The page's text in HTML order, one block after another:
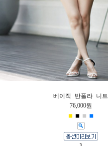
베이직 반폴라 니트
76,000원
■ ■ ■ ■